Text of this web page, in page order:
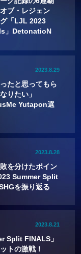
ブ・レジェン
グ「LJL 2023
」DetonatioN
2023.8.29
たと思ってもら
りたい」
Yutapon選
2023.8.28
を分けたポイン
Summer Split
を振り返る
2023.8.21
Split FINALS」
トの激戦！